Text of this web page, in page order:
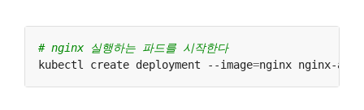
# nginx 실행하는 파드를 시작한다
kubectl create deployment --image=